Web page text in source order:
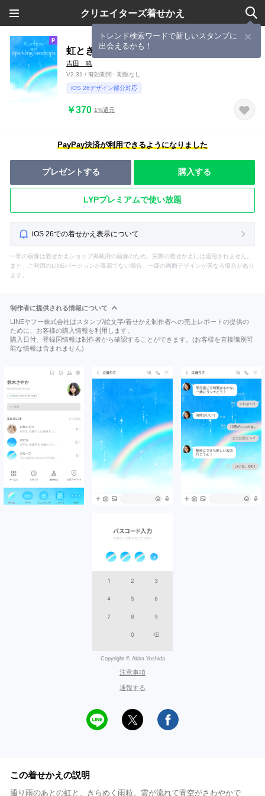
クリエイターズ着せかえ
トレンド検索ワードで新しいスタンプに
出会えるかも！
虹ときらめく雨粒
吉田 暁
V2.31 / 有効期間 - 期限なし
iOS 26デザイン部分対応
￥370 1%還元
PayPay決済が利用できるようになりました
プレゼントする 購入する
LYPプレミアムで使い放題
iOS 26での着せかえ表示について
一部の画像は着せかえショップ掲載用の画像のため、実際の着せかえには適用されません。
また、ご利用のLINEバージョンが最新でない場合、一部の画面デザインが異なる場合があり
ます。
制作者に提供される情報について
LINEヤフー株式会社はスタンプ/絵文字/着せかえ制作者への売上レポートの提供の
ために、お客様の購入情報を利用します。
購入日付、登録国情報は制作者から確認することができます。(お客様を直接識別可
能な情報は含まれません)
Copyright © Akira Yoshida
注意事項
通報する
この着せかえの説明
通り雨のあとの虹と、きらめく雨粒。雲が流れて青空がさわやかで